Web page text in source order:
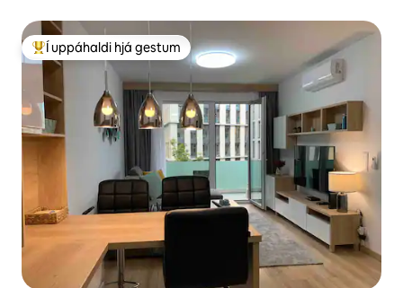
Í mestu uppáhaldi hjá gestum
Í uppáhaldi hjá gestum